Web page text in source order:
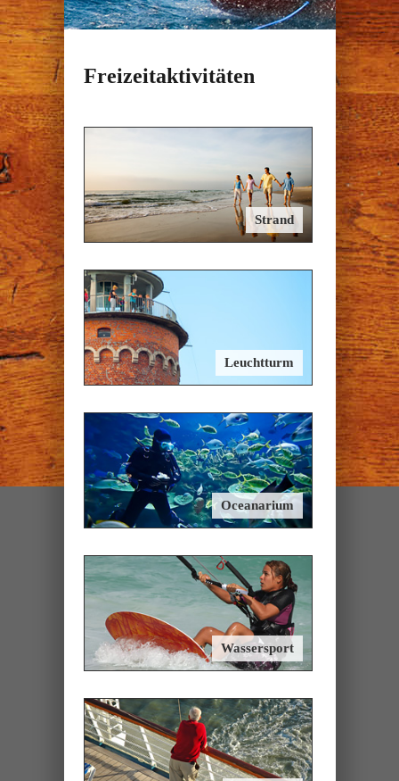
Freizeitaktivitäten
Strand
Leuchtturm
Oceanarium
Wassersport